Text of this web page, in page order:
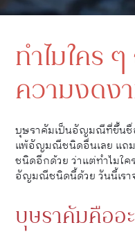
ทำไมใคร
ความงดง
บุษราคัมเป็นอัญมณีที่ขึ้นชื่อ
แพ้อัญมณีชนิดอื่นเลย แถ
ชนิดอีกด้วย ว่าแต่ทำไมใค
อัญมณีชนิดนี้ด้วย วันนี้เรา
บุษราคัมคืออ